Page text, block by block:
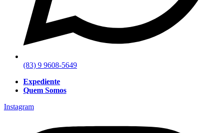
(83) 9 9608-5649
Expediente
Quem Somos
Instagram